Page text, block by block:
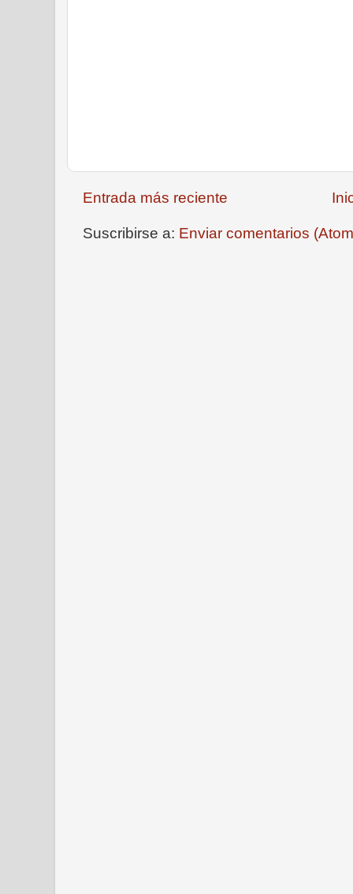
Entrada más reciente
Suscribirse a: Enviar comentarios